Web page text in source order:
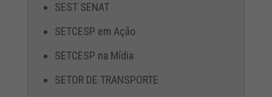
SEST SENAT
SETCESP em Ação
SETCESP na Mídia
SETOR DE TRANSPORTE